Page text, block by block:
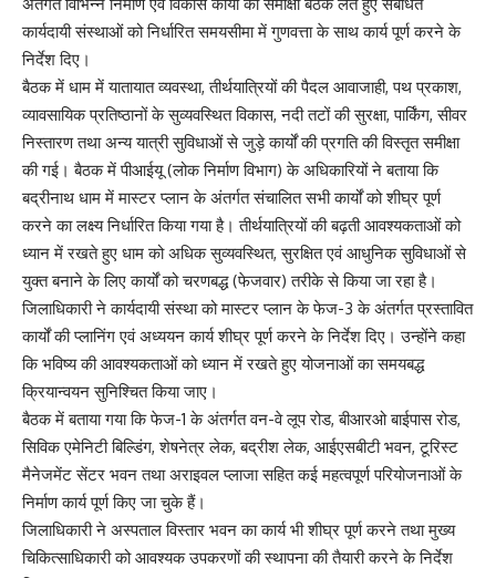
कार्यदायी संस्थाओं को निर्धारित समयसीमा में गुणवत्ता के साथ कार्य पूर्ण करने के
निर्देश दिए।
बैठक में धाम में यातायात व्यवस्था, तीर्थयात्रियों की पैदल आवाजाही, पथ प्रकाश,
व्यावसायिक प्रतिष्ठानों के सुव्यवस्थित विकास, नदी तटों की सुरक्षा, पार्किंग, सीवर
निस्तारण तथा अन्य यात्री सुविधाओं से जुड़े कार्यों की प्रगति की विस्तृत समीक्षा
की गई। बैठक में पीआईयू (लोक निर्माण विभाग) के अधिकारियों ने बताया कि
बद्रीनाथ धाम में मास्टर प्लान के अंतर्गत संचालित सभी कार्यों को शीघ्र पूर्ण
करने का लक्ष्य निर्धारित किया गया है। तीर्थयात्रियों की बढ़ती आवश्यकताओं को
ध्यान में रखते हुए धाम को अधिक सुव्यवस्थित, सुरक्षित एवं आधुनिक सुविधाओं से
युक्त बनाने के लिए कार्यों को चरणबद्ध (फेजवार) तरीके से किया जा रहा है।
जिलाधिकारी ने कार्यदायी संस्था को मास्टर प्लान के फेज-3 के अंतर्गत प्रस्तावित
कार्यों की प्लानिंग एवं अध्ययन कार्य शीघ्र पूर्ण करने के निर्देश दिए। उन्होंने कहा
कि भविष्य की आवश्यकताओं को ध्यान में रखते हुए योजनाओं का समयबद्ध
क्रियान्वयन सुनिश्चित किया जाए।
बैठक में बताया गया कि फेज-1 के अंतर्गत वन-वे लूप रोड, बीआरओ बाईपास रोड,
सिविक एमेनिटी बिल्डिंग, शेषनेत्र लेक, बद्रीश लेक, आईएसबीटी भवन, टूरिस्ट
मैनेजमेंट सेंटर भवन तथा अराइवल प्लाजा सहित कई महत्वपूर्ण परियोजनाओं के
निर्माण कार्य पूर्ण किए जा चुके हैं।
जिलाधिकारी ने अस्पताल विस्तार भवन का कार्य भी शीघ्र पूर्ण करने तथा मुख्य
चिकित्साधिकारी को आवश्यक उपकरणों की स्थापना की तैयारी करने के निर्देश